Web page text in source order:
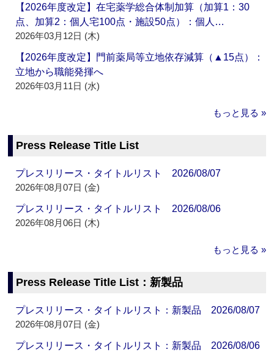
【2026年度改定】在宅薬学総合体制加算（加算1：30
点、加算2：個人宅100点・施設50点）：個人…
2026年03月12日 (木)
【2026年度改定】門前薬局等立地依存減算（▲15点）：
立地から職能発揮へ
2026年03月11日 (水)
もっと見る »
Press Release Title List
プレスリリース・タイトルリスト 2026/08/07
2026年08月07日 (金)
プレスリリース・タイトルリスト 2026/08/06
2026年08月06日 (木)
もっと見る »
Press Release Title List：新製品
プレスリリース・タイトルリスト：新製品 2026/08/07
2026年08月07日 (金)
プレスリリース・タイトルリスト：新製品 2026/08/06